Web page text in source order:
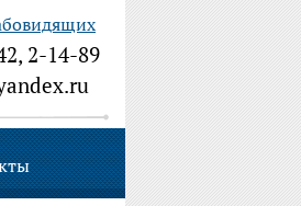
2-14-89